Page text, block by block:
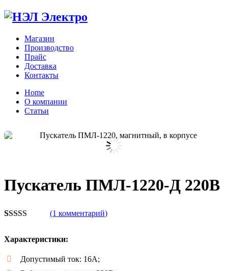
Магазин
Производство
Прайс
Доставка
Контакты
Home
О компании
Статьи
Пускатель ПМЛ-1220-Д 220В
основе
пользователя
(1 комментарий)
Характеристики:
Допустимый ток: 16А;